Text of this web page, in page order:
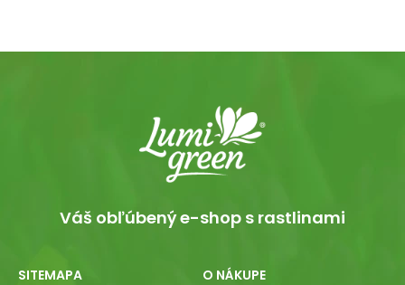
Váš obľúbený e-shop s rastlinami
SITEMAPA O NÁKUPE